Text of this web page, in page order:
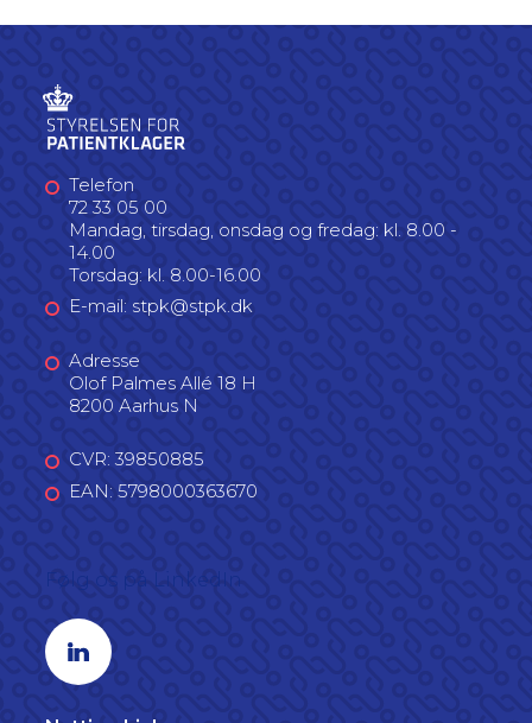
Telefon
72 33 05 00
Mandag, tirsdag, onsdag og fredag: kl. 8.00 -
14.00
Torsdag: kl. 8.00-16.00
E-mail: stpk@stpk.dk
Adresse
Olof Palmes Allé 18 H
8200 Aarhus N
CVR: 39850885
EAN: 5798000363670
Linkedin profil